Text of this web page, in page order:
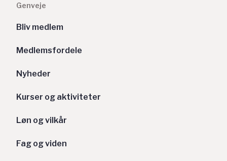
Genveje
Bliv medlem
Medlemsfordele
Nyheder
Kurser og aktiviteter
Løn og vilkår
Fag og viden